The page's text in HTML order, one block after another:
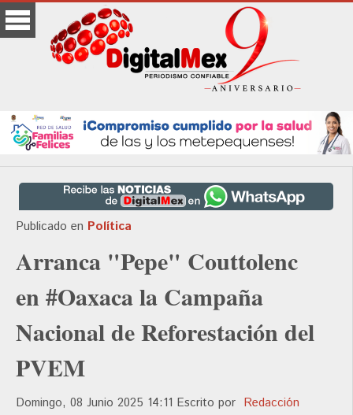
Publicado en Política
Arranca "Pepe" Couttolenc
en #Oaxaca la Campaña
Nacional de Reforestación del
PVEM
Domingo, 08 Junio 2025 14:11 Escrito por Redacción